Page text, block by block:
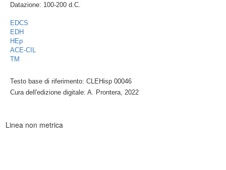
Datazione: 100-200 d.C.
EDCS
EDH
HEp
ACE-CIL
TM
Testo base di riferimento: CLEHisp 00046
Cura dell'edizione digitale: A. Prontera, 2022
Linea non metrica